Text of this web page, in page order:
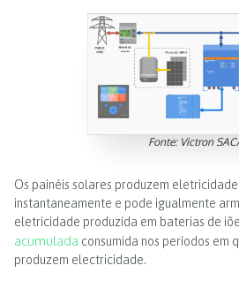
Fonte: Victron
Os painéis solares produzem
instantaneamente e pode igualmente
eletricidade produzida em baterias de
acumulada consumida nos períodos em
produzem electricidade.